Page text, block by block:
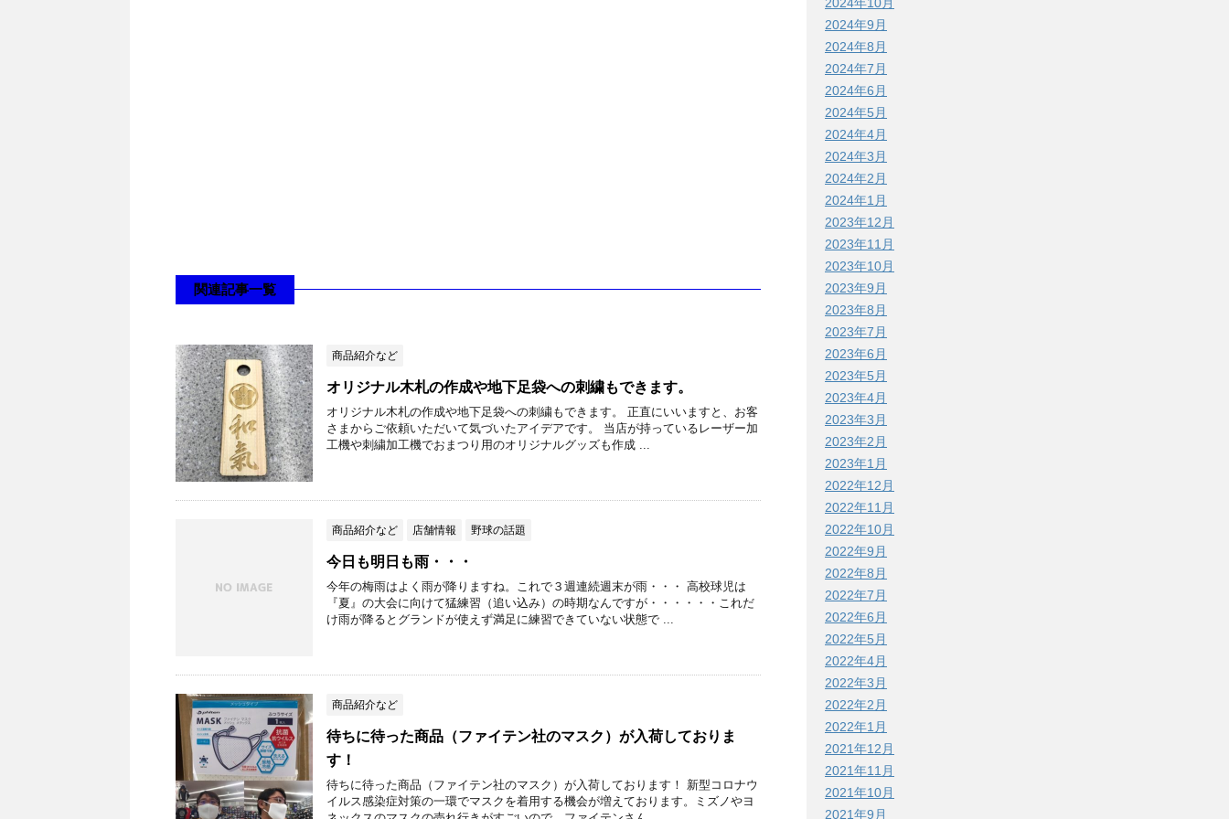
関連記事一覧
商品紹介など
オリジナル木札の作成や地下足袋への刺繍もできます。
オリジナル木札の作成や地下足袋への刺繍もできます。 正直にいいますと、お客
さまからご依頼いただいて気づいたアイデアです。 当店が持っているレーザー加
工機や刺繍加工機でおまつり用のオリジナルグッズも作成 ...
商品紹介など 店舗情報 野球の話題
今日も明日も雨・・・
今年の梅雨はよく雨が降りますね。これで３週連続週末が雨・・・ 高校球児は
『夏』の大会に向けて猛練習（追い込み）の時期なんですが・・・・・・これだ
け雨が降るとグランドが使えず満足に練習できていない状態で ...
商品紹介など
待ちに待った商品（ファイテン社のマスク）が入荷しておりま
す！
待ちに待った商品（ファイテン社のマスク）が入荷しております！ 新型コロナウ
イルス感染症対策の一環でマスクを着用する機会が増えております。ミズノやヨ
2024年9月
2024年8月
2024年7月
2024年6月
2024年5月
2024年4月
2024年3月
2024年2月
2024年1月
2023年12月
2023年11月
2023年10月
2023年9月
2023年8月
2023年7月
2023年6月
2023年5月
2023年4月
2023年3月
2023年2月
2023年1月
2022年12月
2022年11月
2022年10月
2022年9月
2022年8月
2022年7月
2022年6月
2022年5月
2022年4月
2022年3月
2022年2月
2022年1月
2021年12月
2021年11月
2021年10月
2021年9月